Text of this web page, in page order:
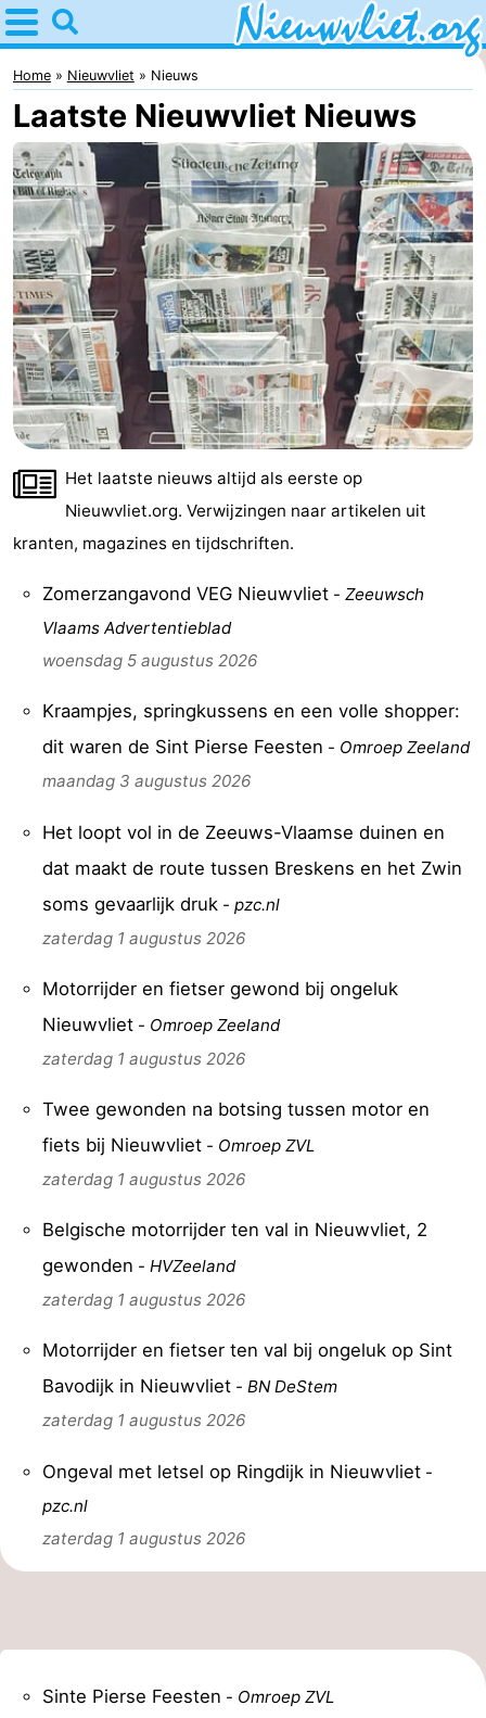
Home
Nieuwvliet
Tips
Voor
kinderen
Overnachten
Appartementen
Campings
Hotels
Vakantiehuizen
-
Nieuwvliet-
Bad
Meulinge
EuroParcs
Cadzand
Hoogduin
Noordzee
Bad
Bad
Strand
Nieuwvliet-
Waterdunen
Zeebad
Zonneweelde
Zwinhoeve
Last
minutes
Strand
doen
Bezienswaardigheden
Musea
Monumenten
Uitkijkpunten
Attracties
Binnenspeeltuinen
Home Nieuwvliet Nieuws
Laatste Nieuwvliet Nieuws
Het laatste nieuws altijd als eerste op
Nieuwvliet.org. Verwijzingen naar artikelen uit
kranten, magazines en tijdschriften.
Zomerzangavond VEG Nieuwvliet -Zeeuwsch
Vlaams Advertentieblad
woensdag 5 augustus 2026
Kraampjes, springkussens en een volle shopper:
dit waren de Sint Pierse Feesten - Omroep Zeeland
maandag 3 augustus 2026
Het loopt vol in de Zeeuws-Vlaamse duinen en
dat maakt de route tussen Breskens en het Zwin
soms gevaarlijk druk -pzc.nl
zaterdag 1 augustus 2026
Motorrijder en fietser gewond bij ongeluk
Nieuwvliet - Omroep Zeeland
zaterdag 1 augustus 2026
Twee gewonden na botsing tussen motor en
fiets bij Nieuwvliet - Omroep ZVL
zaterdag 1 augustus 2026
Belgische motorrijder ten val in Nieuwvliet, 2
gewonden -HVZeeland
zaterdag 1 augustus 2026
Motorrijder en fietser ten val bij ongeluk op Sint
Bavodijk in Nieuwvliet -BN DeStem
zaterdag 1 augustus 2026
Ongeval met letsel op Ringdijk in Nieuwvliet -
pzc.nl
zaterdag 1 augustus 2026
Sinte Pierse Feesten - Omroep ZVL